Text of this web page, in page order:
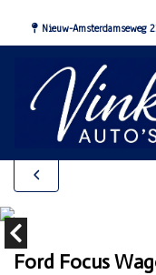
Nieuw-Amsterdamseweg
Ford Focus